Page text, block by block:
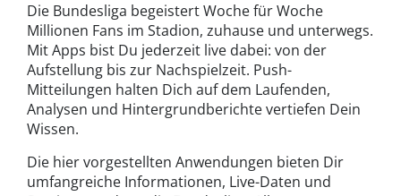
Die Bundesliga begeistert Woche für Woche
Millionen Fans im Stadion, zuhause und unterwegs.
Mit Apps bist Du jederzeit live dabei: von der
Aufstellung bis zur Nachspielzeit. Push-
Mitteilungen halten Dich auf dem Laufenden,
Analysen und Hintergrundberichte vertiefen Dein
Wissen.
Die hier vorgestellten Anwendungen bieten Dir
umfangreiche Informationen, Live-Daten und